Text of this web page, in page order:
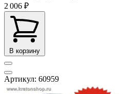
2 006 ₽
В корзину
Артикул: 60959